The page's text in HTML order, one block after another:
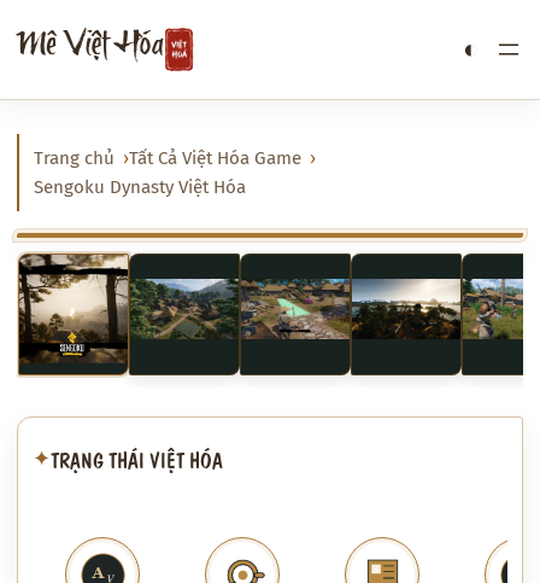
đến
nội
dung
Mê Việt Hóa ◐
Trang chủ
Tất Cả Việt Hóa Game
Sengoku Dynasty Việt Hóa
‹ ›
✦TRẠNG THÁI VIỆT HÓA